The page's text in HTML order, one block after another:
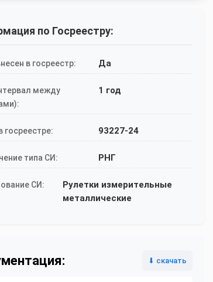
по Госреестру:
в госреестр: Да
между
1 год
госреестре: 93227-24
типа СИ: РНГ
СИ:
Рулетки измерительные
металлические
⬇ скачать